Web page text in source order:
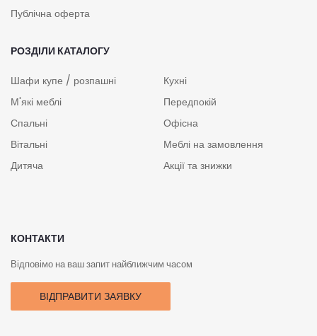
Публічна оферта
РОЗДІЛИ КАТАЛОГУ
Шафи купе / розпашні
М'які меблі
Спальні
Вітальні
Дитяча
Кухні
Передпокій
Офісна
Меблі на замовлення
Акції та знижки
КОНТАКТИ
Відповімо на ваш запит найближчим часом
ВІДПРАВИТИ ЗАЯВКУ